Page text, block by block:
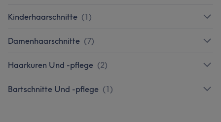
Kinderhaarschnitte (1)
Damenhaarschnitte (7)
Haarkuren Und -pflege (2)
Bartschnitte Und -pflege (1)